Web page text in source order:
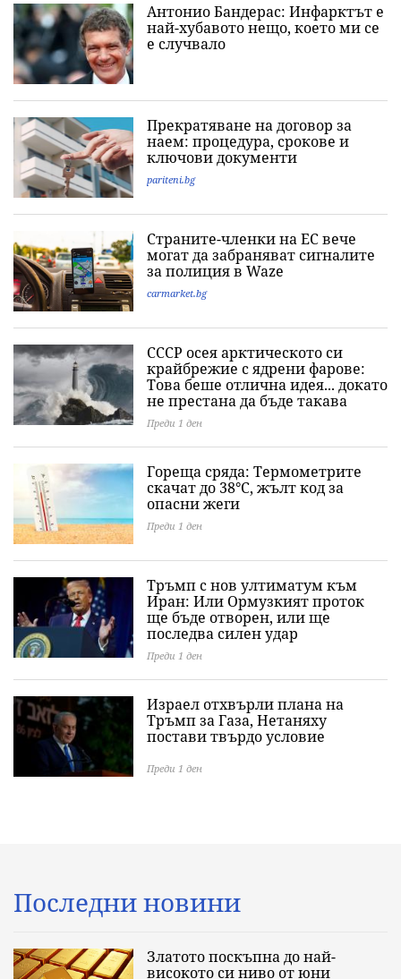
Антонио Бандерас: Инфарктът е
най-хубавото нещо, което ми се
е случвало
Прекратяване на договор за
наем: процедура, срокове и
ключови документи
pariteni.bg
Страните-членки на ЕС вече
могат да забраняват сигналите
за полиция в Waze
carmarket.bg
СССР осея арктическото си
крайбрежие с ядрени фарове:
Това беше отлична идея... докато
не престана да бъде такава
Преди 1 ден
Гореща сряда: Термометрите
скачат до 38°C, жълт код за
опасни жеги
Преди 1 ден
Тръмп с нов ултиматум към
Иран: Или Ормузкият проток
ще бъде отворен, или ще
последва силен удар
Преди 1 ден
Израел отхвърли плана на
Тръмп за Газа, Нетаняху
постави твърдо условие
Преди 1 ден
Последни новини
Златото поскъпна до най-
високото си ниво от юни